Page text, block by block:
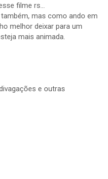
filme rs...
mas como ando em
melhor deixar para um
mais animada.
e outras